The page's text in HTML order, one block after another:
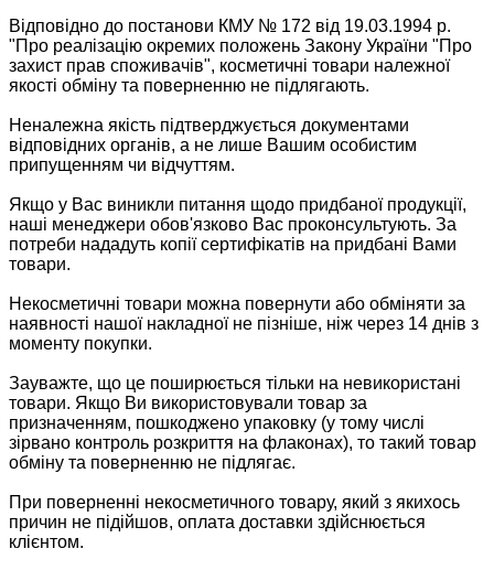
Відповідно до постанови КМУ № 172 від 19.03.1994 р.
"Про реалізацію окремих положень Закону України "Про
захист прав споживачів", косметичні товари належної
якості обміну та поверненню не підлягають.
Неналежна якість підтверджується документами
відповідних органів, а не лише Вашим особистим
припущенням чи відчуттям.
Якщо у Вас виникли питання щодо придбаної продукції,
наші менеджери обов'язково Вас проконсультують. За
потреби нададуть копії сертифікатів на придбані Вами
товари.
Некосметичні товари можна повернути або обміняти за
наявності нашої накладної не пізніше, ніж через 14 днів з
моменту покупки.
Зауважте, що це поширюється тільки на невикористані
товари. Якщо Ви використовували товар за
призначенням, пошкоджено упаковку (у тому числі
зірвано контроль розкриття на флаконах), то такий товар
обміну та поверненню не підлягає.
При поверненні некосметичного товару, який з якихось
причин не підійшов, оплата доставки здійснюється
клієнтом.